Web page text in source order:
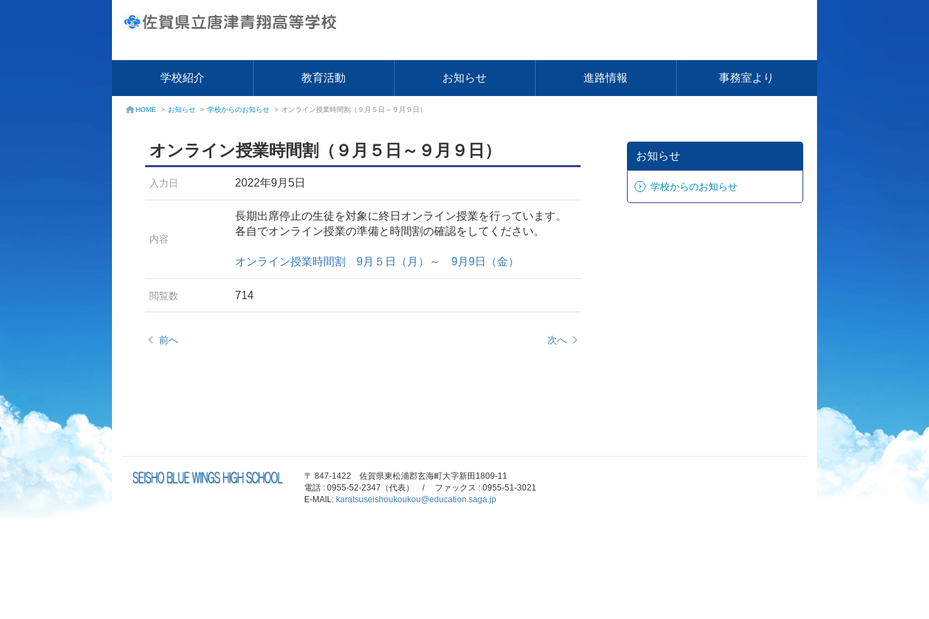
学校紹介 教育活動 お知らせ 進路情報 事務室より
HOME > お知らせ > 学校からのお知らせ > オンライン授業時間割（９月５日～９月９日）
オンライン授業時間割（９月５日～９月９日）
入力日 2022年9月5日
内容
長期出席停止の生徒を対象に終日オンライン授業を行っています。
各自でオンライン授業の準備と時間割の確認をしてください。
オンライン授業時間割 9月５日（月）～ 9月9日（金）
閲覧数 714
前へ 次へ
お知らせ
学校からのお知らせ
〒 847-1422 佐賀県東松浦郡玄海町大字新田1809-11
電話 : 0955-52-2347（代表） / ファックス : 0955-51-3021
E-MAIL: karatsuseishoukoukou@education.saga.jp